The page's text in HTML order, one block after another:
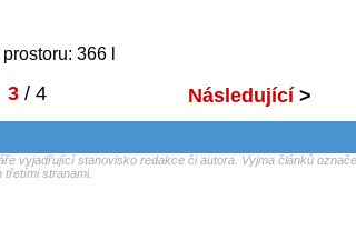
366 l
Následující >
3/ 4
vyjadřující stanovisko redakce či autora. Vyjma článků
třetími stranami.